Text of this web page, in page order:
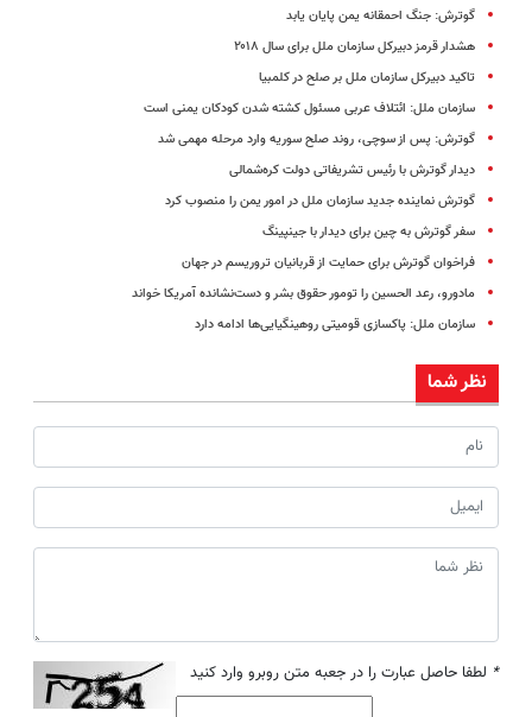
گوترش: جنگ احمقانه یمن پایان یابد
هشدار قرمز دبیرکل سازمان ملل برای سال ۲۰۱۸
تاکید دبیرکل سازمان ملل بر صلح در کلمبیا
سازمان ملل: ائتلاف عربی مسئول کشته شدن کودکان یمنی‌ است
گوترش: پس از سوچی، روند صلح سوریه وارد مرحله مهمی شد
دیدار گوترش با رئیس تشریفاتی دولت کره‌شمالی
گوترش نماینده جدید سازمان ملل در امور یمن را منصوب کرد
سفر گوترش به چین برای دیدار با جینپینگ
فراخوان گوترش برای حمایت از قربانیان تروریسم در جهان
مادورو، رعد الحسین را تومور حقوق بشر و دست‌نشانده آمریکا خواند
سازمان ملل: پاکسازی قومیتی روهینگیایی‌ها ادامه دارد
نظر شما
* لطفا حاصل عبارت را در جعبه متن روبرو وارد کنید